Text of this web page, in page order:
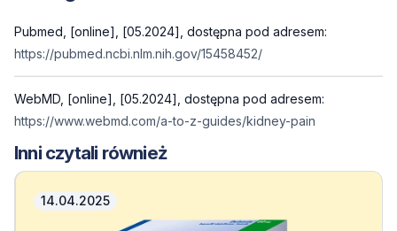
Pubmed, [online], [05.2024], dostępna pod adresem:
https://pubmed.ncbi.nlm.nih.gov/15458452/
WebMD, [online], [05.2024], dostępna pod adresem:
https://www.webmd.com/a-to-z-guides/kidney-pain
Inni czytali również
14.04.2025